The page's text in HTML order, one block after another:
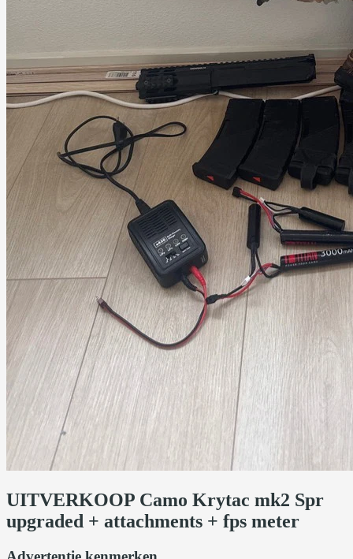
UITVERKOOP Camo Krytac mk2 Spr
upgraded + attachments + fps meter